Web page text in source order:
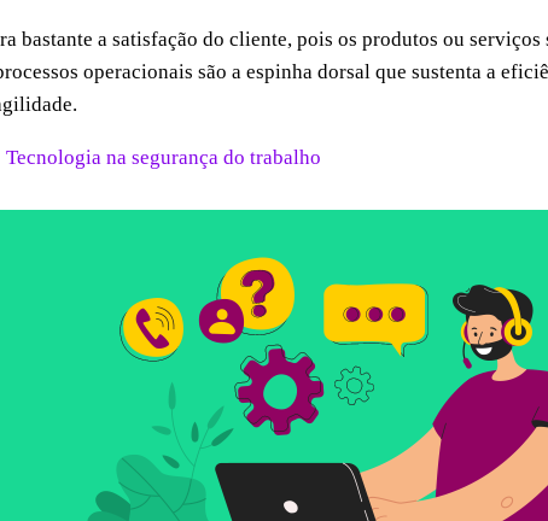
bastante a satisfação do cliente, pois os produtos ou
operacionais são a espinha dorsal que sustenta a
Tecnologia na segurança do trabalho